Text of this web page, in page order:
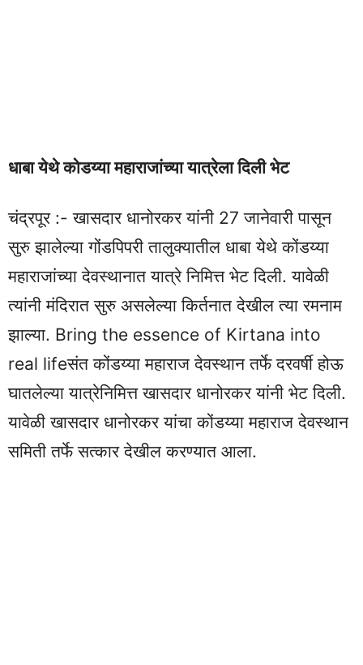
धाबा येथे कोडय्या महाराजांच्या यात्रेला दिली भेट
चंद्रपूर :- खासदार धानोरकर यांनी 27 जानेवारी पासून
सुरु झालेल्या गोंडपिपरी तालुक्यातील धाबा येथे कोंडय्या
महाराजांच्या देवस्थानात यात्रे निमित्त भेट दिली. यावेळी
त्यांनी मंदिरात सुरु असलेल्या किर्तनात देखील त्या रमनाम
झाल्या. Bring the essence of Kirtana into
real lifeसंत कोंडय्या महाराज देवस्थान तर्फे दरवर्षी होऊ
घातलेल्या यात्रेनिमित्त खासदार धानोरकर यांनी भेट दिली.
यावेळी खासदार धानोरकर यांचा कोंडय्या महाराज देवस्थान
समिती तर्फे सत्कार देखील करण्यात आला.